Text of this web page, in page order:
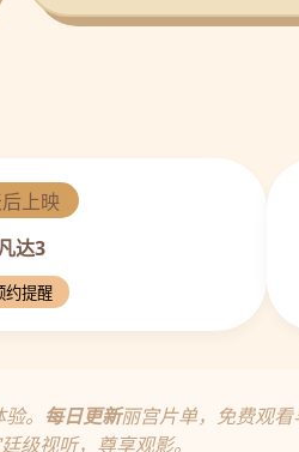
上映
达3
约提醒
。 每日更新丽宫片单，免费观看
级视听，尊享观影。